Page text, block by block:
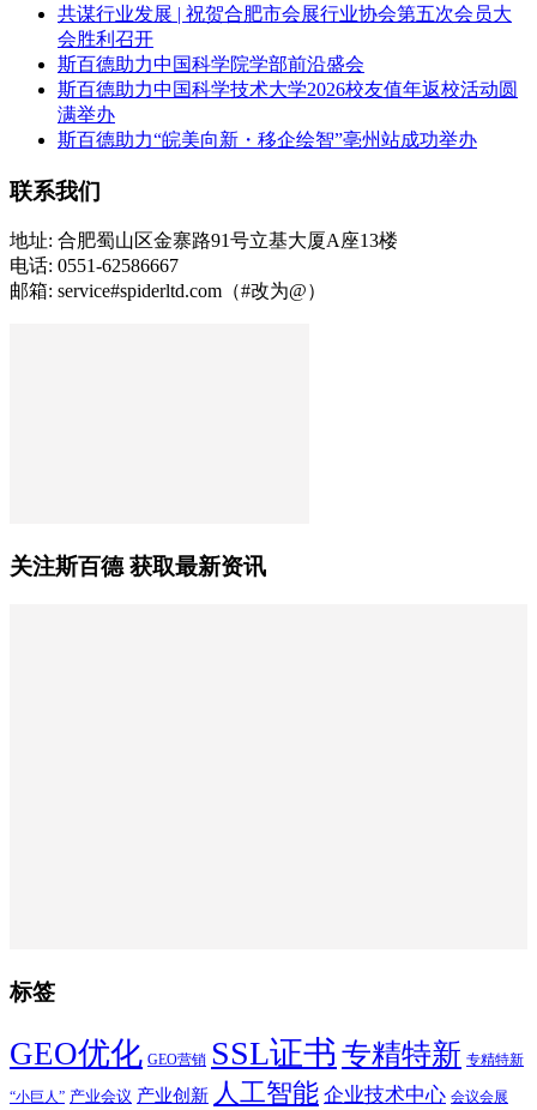
共谋行业发展 | 祝贺合肥市会展行业协会第五次会员大
会胜利召开
斯百德助力中国科学院学部前沿盛会
斯百德助力中国科学技术大学2026校友值年返校活动圆
满举办
斯百德助力“皖美向新・移企绘智”亳州站成功举办
联系我们
地址: 合肥蜀山区金寨路91号立基大厦A座13楼
电话: 0551-62586667
邮箱: service#spiderltd.com（#改为@）
关注斯百德 获取最新资讯
标签
GEO优化 GEO营销 SSL证书 专精特新 专精特新
“小巨人” 产业会议 产业创新 人工智能 企业技术中心 会议会展